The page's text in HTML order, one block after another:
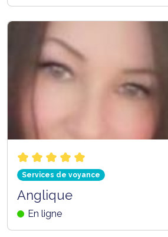
Services de voyance
Anglique
En ligne